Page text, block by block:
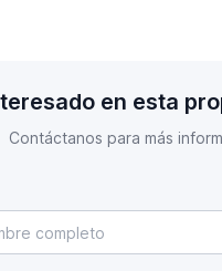
en esta
Contáctanos para más